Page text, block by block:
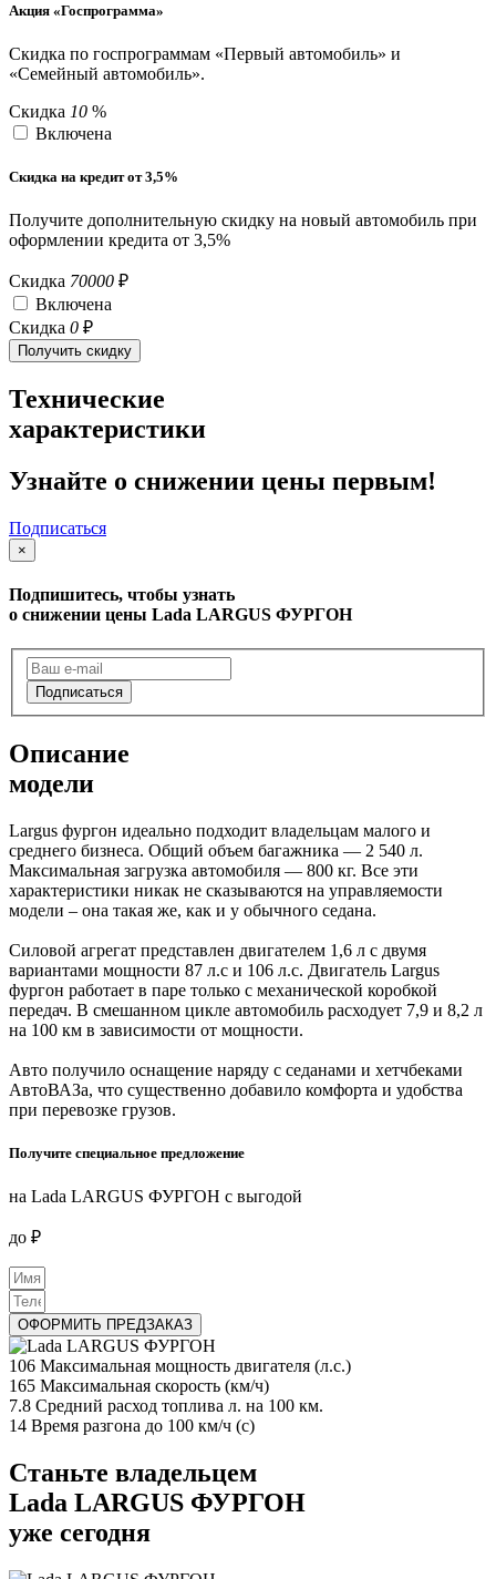
Акция «Госпрограмма»
Скидка по госпрограммам «Первый автомобиль» и
«Семейный автомобиль».
Скидка 10 %
Включена
Скидка на кредит от 3,5%
Получите дополнительную скидку на новый автомобиль при
оформлении кредита от 3,5%
Скидка 70000 ₽
Включена
Скидка 0 ₽
Получить скидку
Технические
характеристики
Узнайте о снижении цены первым!
Подписаться
×
Подпишитесь, чтобы узнать
о снижении цены Lada LARGUS ФУРГОН
Подписаться
Описание
модели
Largus фургон идеально подходит владельцам малого и
среднего бизнеса. Общий объем багажника — 2 540 л.
Максимальная загрузка автомобиля — 800 кг. Все эти
характеристики никак не сказываются на управляемости
модели – она такая же, как и у обычного седана.
Силовой агрегат представлен двигателем 1,6 л с двумя
вариантами мощности 87 л.с и 106 л.с. Двигатель Largus
фургон работает в паре только с механической коробкой
передач. В смешанном цикле автомобиль расходует 7,9 и 8,2 л
на 100 км в зависимости от мощности.
Авто получило оснащение наряду с седанами и хетчбеками
АвтоВАЗа, что существенно добавило комфорта и удобства
при перевозке грузов.
Получите специальное предложение
на Lada LARGUS ФУРГОН с выгодой
до ₽
ОФОРМИТЬ ПРЕДЗАКАЗ
106 Максимальная мощность двигателя (л.с.)
165 Максимальная скорость (км/ч)
7.8 Средний расход топлива л. на 100 км.
14 Время разгона до 100 км/ч (с)
Станьте владельцем
Lada LARGUS ФУРГОН
уже сегодня